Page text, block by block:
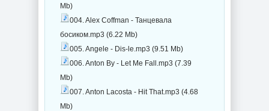
Mb)
004. Alex Coffman - Танцевала
босиком.mp3 (6.22 Mb)
005. Angele - Dis-le.mp3 (9.51 Mb)
006. Anton By - Let Me Fall.mp3 (7.39
Mb)
007. Anton Lacosta - Hit That.mp3 (4.68
Mb)